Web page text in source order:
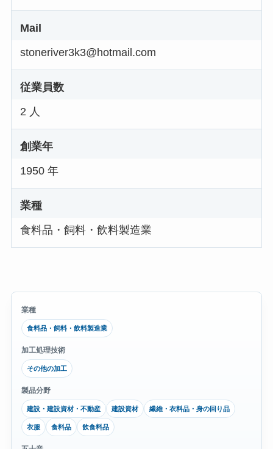
Mail
stoneriver3k3@hotmail.com
従業員数
2 人
創業年
1950 年
業種
食料品・飼料・飲料製造業
業種
食料品・飼料・飲料製造業
加工処理技術
その他の加工
製品分野
建設・建設資材・不動産 建設資材 繊維・衣料品・身の回り品
衣服 食料品 飲食料品